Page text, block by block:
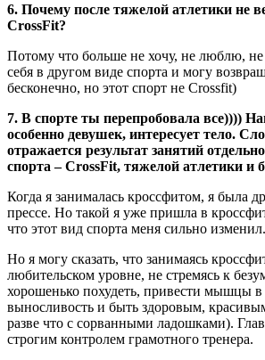
6. Почему после тяжелой атлетики не
CrossFit?
Потому что больше не хочу, не люблю,
себя в другом виде спорта и могу
бесконечно, но этот спорт не Crossfit)
7. В спорте ты перепробовала все))))
особенно девушек, интересует тело.
отражается результат занятий
спорта – CrossFit, тяжелой атлетики и
Когда я занималась кроссфитом, я была
прессе. Но такой я уже пришла в
что этот вид спорта меня сильно изменил.
Но я могу сказать, что занимаясь
любительском уровне, не стремясь к
хорошенько похудеть, привести мышцы в
выносливость и быть здоровым,
разве что с сорванными ладошками).
строгим контролем грамотного тренера.